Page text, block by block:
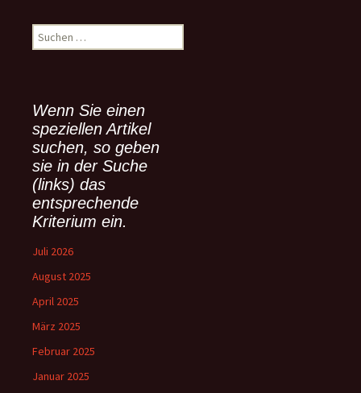
u
n
n
a
c
h
:
Wenn Sie einen
speziellen Artikel
suchen, so geben
sie in der Suche
(links) das
entsprechende
Kriterium ein.
Juli 2026
August 2025
April 2025
März 2025
Februar 2025
Januar 2025